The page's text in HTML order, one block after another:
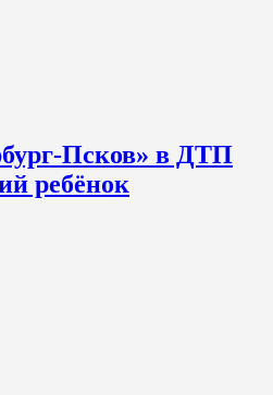
Псков» в ДТП
ребёнок